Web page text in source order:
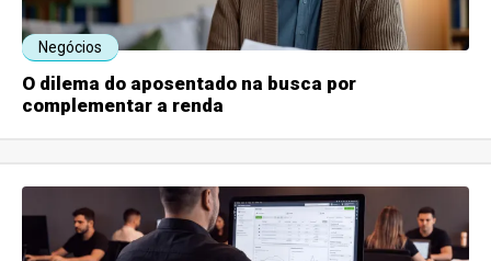
Negócios
O dilema do aposentado na busca por
complementar a renda